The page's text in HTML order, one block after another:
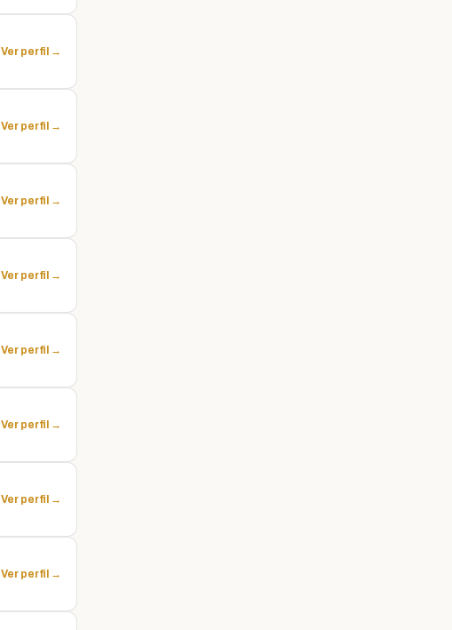
Ver perfil →
Ver perfil →
Ver perfil →
Ver perfil →
Ver perfil →
Ver perfil →
Ver perfil →
Ver perfil →